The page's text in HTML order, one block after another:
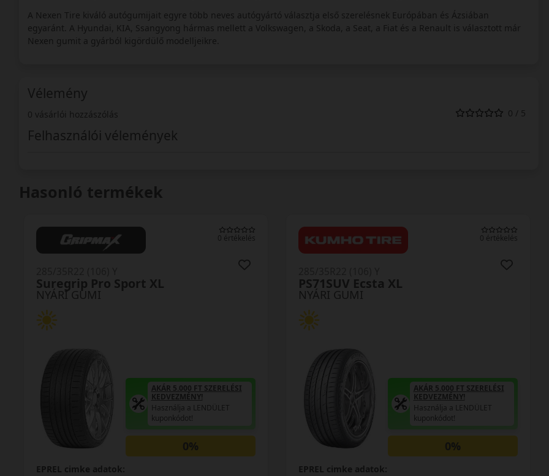
A Nexen Tire kiváló autógumijait egyre több neves autógyártó választja első szerelésnek Európában és Ázsiában
egyaránt. A Hyundai, KIA, Ssangyong hármas mellett a Volkswagen, a Skoda, a Seat, a Fiat és a Renault is választott már
Nexen gumit a gyárból kigördülő modelljeikre.
Vélemény
0 vásárlói hozzászólás 0 / 5
Felhasználói vélemények
Hasonló termékek
0 értékelés
NYÁRI GUMI
SportContact 7 XL FR
Használja a LENDÜLET
kuponkódot!
0%
EPREL cimke adatok:
0 értékelés
NYÁRI GUMI
Scorpion ZeroAS elt XL T0ncs
AKÁR 5.000 FT SZERELÉSI
KEDVEZMÉNY!
kuponkódot!
EPREL cimke adatok: